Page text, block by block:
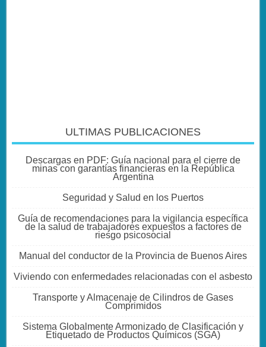
ULTIMAS PUBLICACIONES
Descargas en PDF: Guía nacional para el cierre de
minas con garantías financieras en la República
Argentina
Seguridad y Salud en los Puertos
Guía de recomendaciones para la vigilancia específica
de la salud de trabajadores expuestos a factores de
riesgo psicosocial
Manual del conductor de la Provincia de Buenos Aires
Viviendo con enfermedades relacionadas con el asbesto
Transporte y Almacenaje de Cilindros de Gases
Comprimidos
Sistema Globalmente Armonizado de Clasificación y
Etiquetado de Productos Químicos (SGA)